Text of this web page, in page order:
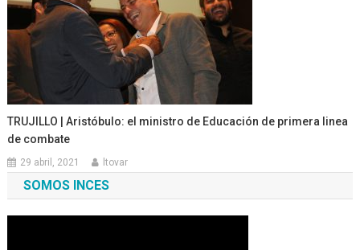
TRUJILLO | Aristóbulo: el ministro de Educación de primera linea
de combate
29 abril, 2021 ltovar
SOMOS INCES